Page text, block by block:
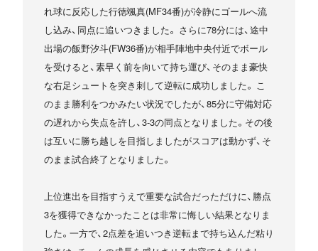
れ球に反応した行徳颯真(MF34番)が冷静にゴールへ流
し込み、同点に追いつきました。 さらに78分には、途中
出場の飯野汐斗(FW36番)が相手陣地中央付近でボール
を受けると、素早く前を向いて持ち運び、そのまま豪快
な右足シュートを突き刺して逆転に成功しました。 こ
のまま勝利をつかみたい状況でしたが、85分に守備対応
の遅れから失点を許し、3-3の同点となりました。その後
は互いに勝ち越しを目指しましたがスコアは動かず、そ
のまま試合終了となりました。
上位進出を目指すうえで重要な試合だっただけに、勝点
3を獲得できなかったことは非常に悔しい結果となりま
した。一方で、2点差を追いつき逆転まで持ち込んだ粘り